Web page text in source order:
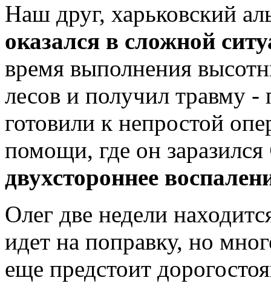
Наш друг, харьковский
оказался в сложной
время выполнения
лесов и получил травму
готовили к непростой
помощи, где он заразился
двухстороннее
Олег две недели
идет на поправку, но
еще предстоит